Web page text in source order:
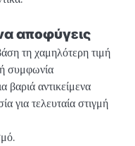
αποφύγεις
τη χαμηλότερη τιμή
συμφωνία
βαριά αντικείμενα
για τελευταία στιγμή